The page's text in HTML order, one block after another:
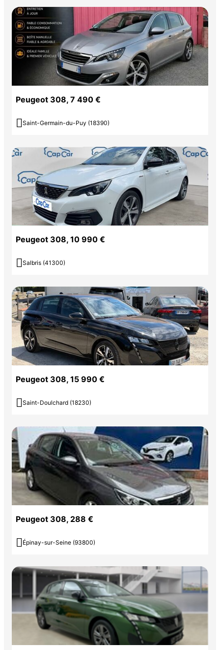
Peugeot 308, 7 490 €
 Saint-Germain-du-Puy (18390)
Peugeot 308, 10 990 €
 Salbris (41300)
Peugeot 308, 15 990 €
 Saint-Doulchard (18230)
Peugeot 308, 288 €
 Épinay-sur-Seine (93800)